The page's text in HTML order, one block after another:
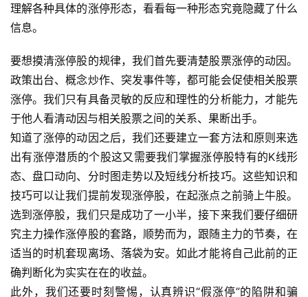
理解各种具体的涨停形态，看看每一种形态究竟隐藏了什么
信息。
要想摸清涨停股的规律，我们首先要清楚股票涨停的动因。
政策出台、概念炒作、突发事件等，都可能会促使相关股票
涨停。我们只有具备灵敏的反应和理性的分析能力，才能先
于他人看清动因与相关股票之间的关系、果断出手。
知道了涨停的动因之后，我们还要建立一套方法和原则来选
出有涨停潜质的个股这又需要我们掌握涨停股特有的K线形
态、盘口动向、分时图走势以及短线分析技巧。这些知识和
技巧可以让我们提前发现涨停股，在起涨点之前骑上牛股。
选到涨停股，我们只是成功了一小半，接下来我们要仔细研
究主力操作涨停股的套路，顺势而为，跟随主力的节奏，在
适当的时机套现离场、落袋为安。如此才能将自己此前的正
确判断化为实实在在的收益。
此外，我们还要时刻警惕，认真辨识“假涨停”的陷阱和骗